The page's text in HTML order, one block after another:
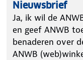
Nieuwsbrief
Ja, ik wil de
en geef ANWB
benaderen over
ANWB